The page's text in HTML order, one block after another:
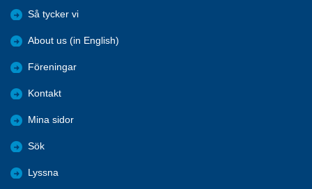
Så tycker vi
About us (in English)
Föreningar
Kontakt
Mina sidor
Sök
Lyssna